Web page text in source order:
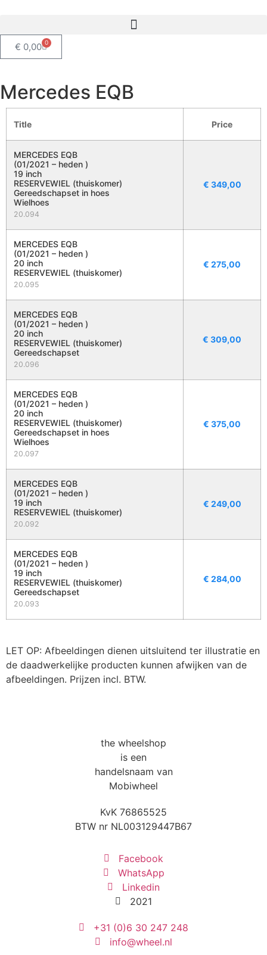
€ 0,00 0
Mercedes EQB
Title Price
MERCEDES EQB
(01/2021 – heden )
19 inch
RESERVEWIEL (thuiskomer)
Gereedschapset in hoes
Wielhoes
20.094
€ 349,00
MERCEDES EQB
(01/2021 – heden )
20 inch
RESERVEWIEL (thuiskomer)
20.095
€ 275,00
MERCEDES EQB
(01/2021 – heden )
20 inch
RESERVEWIEL (thuiskomer)
Gereedschapset
20.096
€ 309,00
MERCEDES EQB
(01/2021 – heden )
20 inch
RESERVEWIEL (thuiskomer)
Gereedschapset in hoes
Wielhoes
20.097
€ 375,00
MERCEDES EQB
(01/2021 – heden )
19 inch
RESERVEWIEL (thuiskomer)
20.092
€ 249,00
MERCEDES EQB
(01/2021 – heden )
19 inch
RESERVEWIEL (thuiskomer)
Gereedschapset
20.093
€ 284,00
LET OP: Afbeeldingen dienen uitsluitend ter illustratie en
de daadwerkelijke producten kunnen afwijken van de
afbeeldingen. Prijzen incl. BTW.
the wheelshop
is een
handelsnaam van
Mobiwheel
KvK 76865525
BTW nr NL003129447B67
Facebook
WhatsApp
Linkedin
2021
+31 (0)6 30 247 248
info@wheel.nl